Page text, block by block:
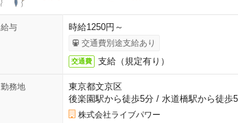
給与 時給1250円～
交通費別途支給あり
交通費 支給（規定有り）
勤務地
東京都文京区
後楽園駅から徒歩5分/ 水道橋駅から徒歩
株式会社ライブパワー